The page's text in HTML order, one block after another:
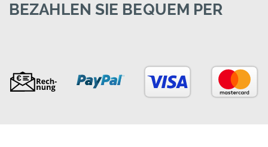
BEZAHLEN SIE BEQUEM PER